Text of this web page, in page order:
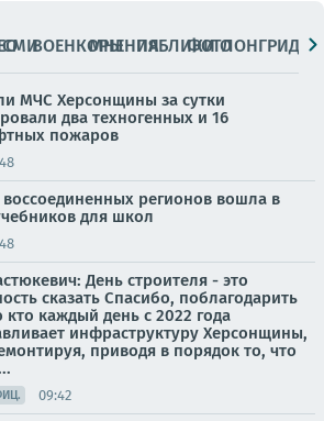
СМИВОЕНКОРЫМНЕНИЯПАБЛИКИ
ФОТОЛОНГРИДЫ
МЧС Херсонщины за сутки
два техногенных и 16
пожаров
воссоединенных регионов вошла в
для школ
День строителя - это
сказать Спасибо, поблагодарить
кто каждый день с 2022 года
инфраструктуру Херсонщины,
приводя в порядок то, что
09:42